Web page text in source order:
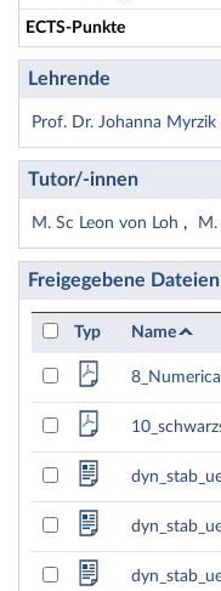
ECTS-Punkte
Lehrende
Prof. Dr. Johanna Myrzik
Tutor/-innen
M. Sc Leon von Loh
Freigegebene Dateien
Typ Name